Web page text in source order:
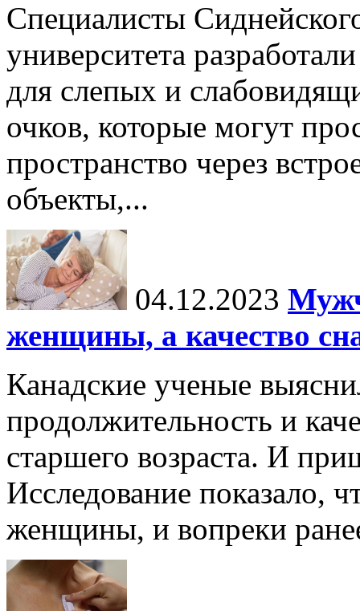
Специалисты
университета
для слепых и
очков, которые могут
пространство через
объекты,...
04.12.2023
женщины, а качество
Канадские ученые
продолжительность и
старшего возраста. И
Исследование показало,
женщины, и вопреки